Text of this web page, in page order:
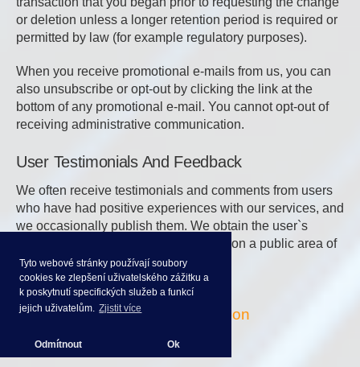
Tyto webové stránky používají soubory
cookies ke zlepšení uživatelského zážitku a
k poskytnutí specifických služeb a funkcí
jejich uživatelům. Zjistit více
Odmítnout Ok
or deletion unless a longer retention period is required or
permitted by law (for example regulatory purposes).
When you receive promotional e-mails from us, you can
also unsubscribe or opt-out by clicking the link at the
bottom of any promotional e-mail. You cannot opt-out of
receiving administrative communication.
User Testimonials And Feedback
We often receive testimonials and comments from users
who have had positive experiences with our services, and
we occasionally publish them. We obtain the user`s
consent prior to posting any feedback on a public area of
the sites.
We keep your personal information
private and safe.